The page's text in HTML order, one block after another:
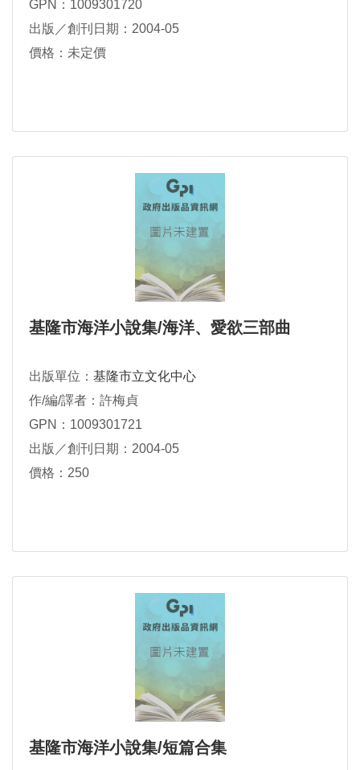
GPN：1009301720
出版／創刊日期：2004-05
價格：未定價
基隆市海洋小說集/海洋、愛欲三部曲
出版單位： 基隆市立文化中心
作/編/譯者：許梅貞
GPN：1009301721
出版／創刊日期：2004-05
價格：250
基隆市海洋小說集/短篇合集